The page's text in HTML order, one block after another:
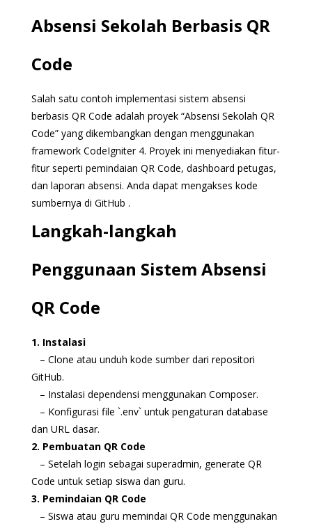
Absensi Sekolah Berbasis QR
Code
Salah satu contoh implementasi sistem absensi
berbasis QR Code adalah proyek “Absensi Sekolah QR
Code” yang dikembangkan dengan menggunakan
framework CodeIgniter 4. Proyek ini menyediakan fitur-
fitur seperti pemindaian QR Code, dashboard petugas,
dan laporan absensi. Anda dapat mengakses kode
sumbernya di GitHub .
Langkah-langkah
Penggunaan Sistem Absensi
QR Code
1. Instalasi
– Clone atau unduh kode sumber dari repositori
GitHub.
– Instalasi dependensi menggunakan Composer.
– Konfigurasi file `.env` untuk pengaturan database
dan URL dasar.
2. Pembuatan QR Code
– Setelah login sebagai superadmin, generate QR
Code untuk setiap siswa dan guru.
3. Pemindaian QR Code
– Siswa atau guru memindai QR Code menggunakan